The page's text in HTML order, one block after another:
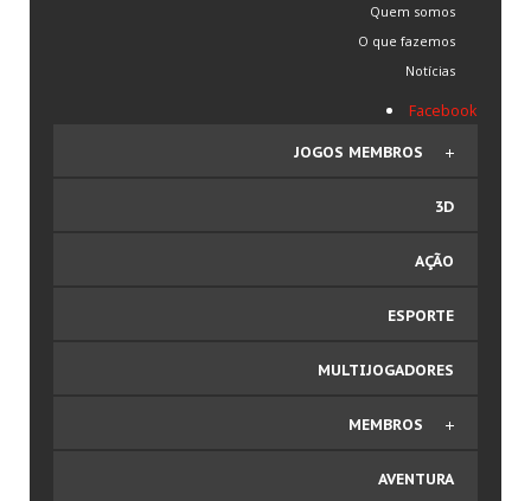
Quem somos
O que fazemos
Notícias
Facebook
JOGOS MEMBROS
3D
Cartas
Corrida de Motos
Esporte
3D
AÇÃO
ESPORTE
MULTIJOGADORES
MEMBROS
Comprar Plano
AVENTURA